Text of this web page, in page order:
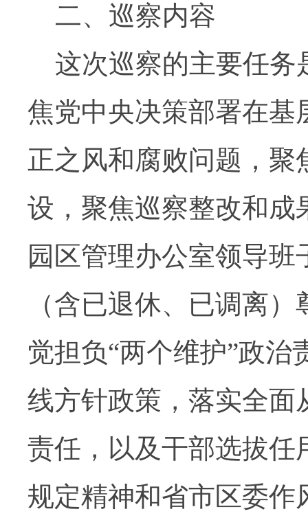
二、巡察内容
这次巡察的主要任务
焦党中央决策部署在基
正之风和腐败问题， 聚
设， 聚焦巡察整改和成
园区管理办公室领导
（含已退休、已调离
觉担负“两个维护”政治
线方针政策，落实全面
责任，以及干部选拔任
规定精神和省市区委作